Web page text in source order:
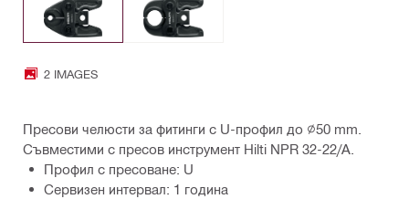
2 IMAGES
Пресови челюсти за фитинги с U-профил до ∅50 mm.
Съвместими с пресов инструмент Hilti NPR 32-22/A.
Профил с пресоване: U
Сервизен интервал: 1 година